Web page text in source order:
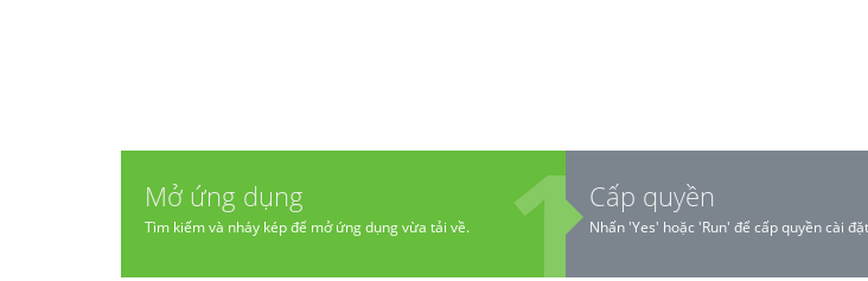
Mở ứng dụng
Tìm kiếm và nháy kép để mở ứng dụng vừa tải về.
Cấp quyền
Nhấn 'Yes' hoặc 'Run' để cấp quyền cài